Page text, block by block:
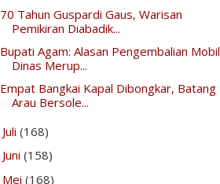
70 Tahun Guspardi Gaus, Warisan
Pemikiran Diabadik...
Bupati Agam: Alasan Pengembalian Mobil
Dinas Merup...
Empat Bangkai Kapal Dibongkar, Batang
Arau Bersole...
Juli(168)
Juni(158)
Mei(168)